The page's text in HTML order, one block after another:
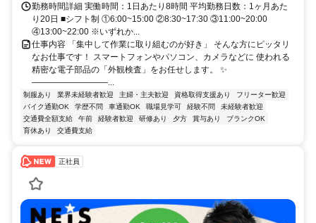
勤務時間詳細 実働時間：1日あたり8時間 平均勤務日数：1ヶ月あた
り20日 ■シフト制 ①6:00~15:00 ②8:30~17:30 ③11:00~20:00
④13:00~22:00 ※いずれか...
仕事内容 「集中して作業に取り組むのが好き」 そんな方にピッタリ
なお仕事です！ スマートフォンやパソコン、カメラなどに 使われる
精密な電子部品の「外観検査」をお任せします。 ✨
―――――――――...
制服あり 業界未経験者歓迎 主婦・主夫歓迎 資格取得支援あり
フリーター歓迎
バイク通勤OK
学歴不問 車通勤OK 職場見学可 経験不問
未経験者歓迎
交通費全額支給
午前 経験者歓迎 研修あり 夕方 賞与あり
ブランクOK
育休あり
交通費支給
正社員